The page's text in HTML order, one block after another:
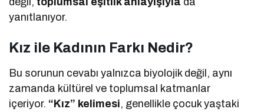
yanıtlanıyor.
Kız ile Kadının Farkı Nedir?
Bu sorunun cevabı yalnızca biyolojik değil, aynı
zamanda kültürel ve toplumsal katmanlar
içeriyor. “Kız” kelimesi, genellikle çocuk yaştaki